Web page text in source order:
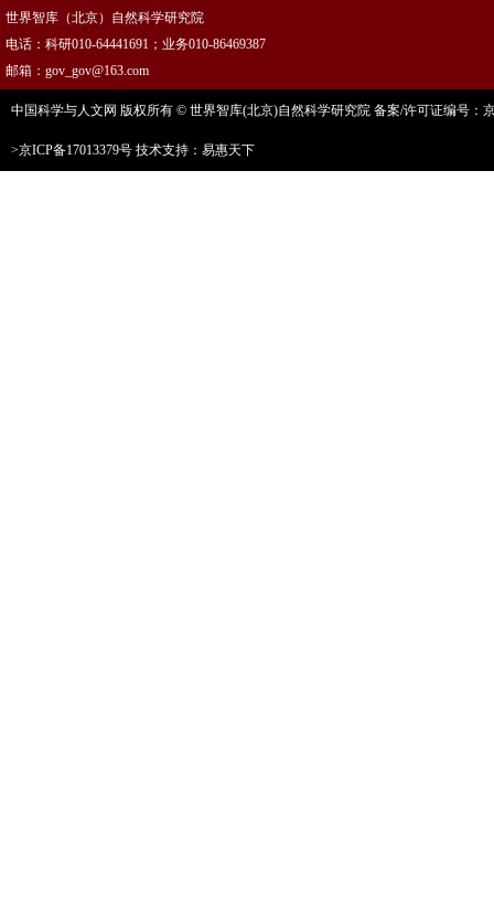
世界智库（北京）自然科学研究院
电话：科研010-64441691；业务010-86469387
邮箱：gov_gov@163.com
中国科学与人文网 版权所有 © 世界智库(北京)自然科学研究院 备案/许可证编号：
>京ICP备17013379号 技术支持：易惠天下